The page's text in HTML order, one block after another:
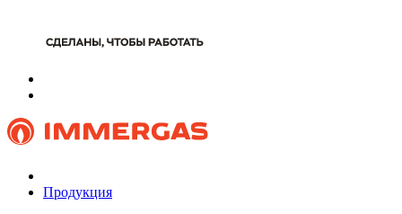
Продукция